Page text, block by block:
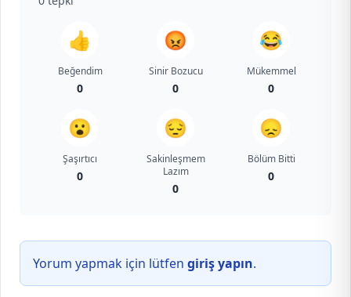
👍
Beğendim
0
😡
Sinir Bozucu
0
😂
Mükemmel
0
😮
Şaşırtıcı
0
😔
Sakinleşmem
Lazım
0
😞
Bölüm Bitti
0
Yorum yapmak için lütfen giriş yapın.